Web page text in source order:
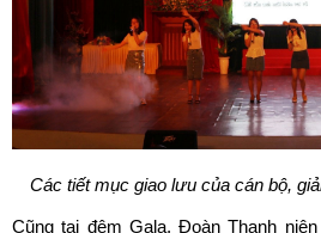
Các tiết mục giao lưu của cán bộ,
Cũng tại đêm Gala, Đoàn Thanh